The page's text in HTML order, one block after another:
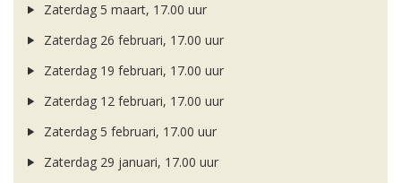
Zaterdag 5 maart, 17.00 uur
Zaterdag 26 februari, 17.00 uur
Zaterdag 19 februari, 17.00 uur
Zaterdag 12 februari, 17.00 uur
Zaterdag 5 februari, 17.00 uur
Zaterdag 29 januari, 17.00 uur